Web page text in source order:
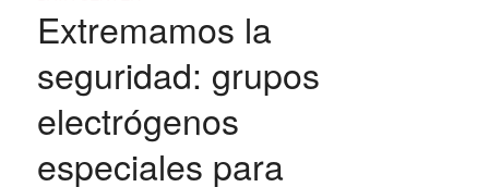
Extremamos la
seguridad: grupos
electrógenos
especiales para